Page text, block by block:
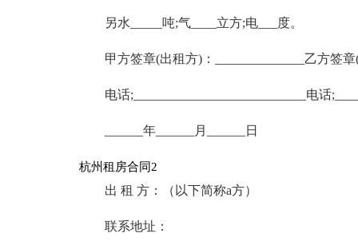
另水_____吨;气____立方;电___度。
甲方签章(出租方)：______________乙方签章
电话;___________________________电话
______年______月______日
杭州租房合同2
出 租 方：（以下简称a方）
联系地址：